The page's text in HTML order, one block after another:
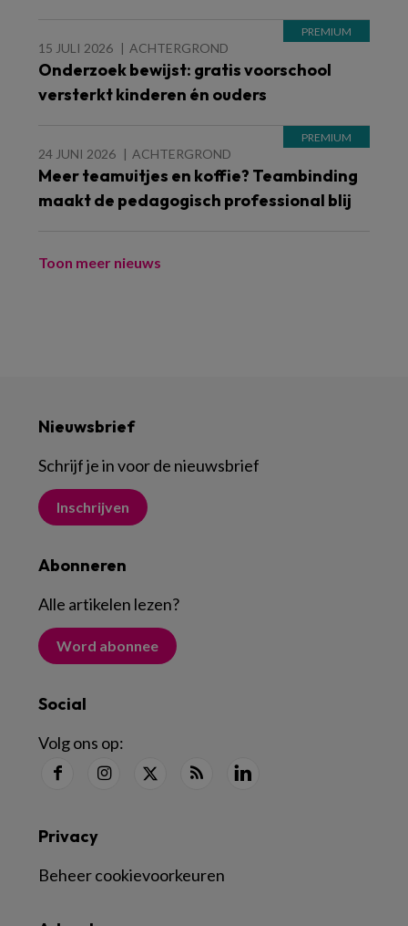
15 JULI 2026 ACHTERGROND
Onderzoek bewijst: gratis voorschool
versterkt kinderen én ouders
24 JUNI 2026 ACHTERGROND
Meer teamuitjes en koffie? Teambinding
maakt de pedagogisch professional blij
Toon meer nieuws
Nieuwsbrief
Schrijf je in voor de nieuwsbrief
Inschrijven
Abonneren
Alle artikelen lezen?
Word abonnee
Social
Volg ons op:
Privacy
Beheer cookievoorkeuren